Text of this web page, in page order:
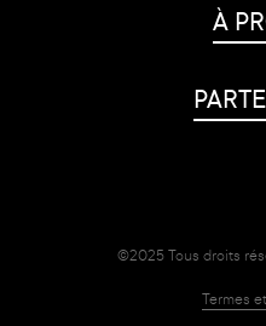
À
©2025 Tous droits
Termes